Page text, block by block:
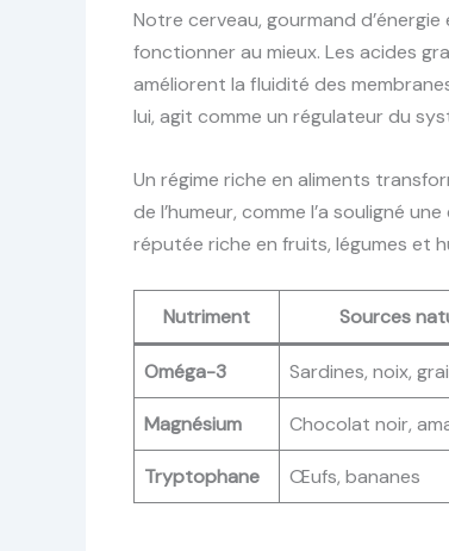
Notre cerveau, gourmand
fonctionner au mieux. Les acides
améliorent la fluidité des
lui, agit comme un régulateur du
Un régime riche en aliments
de l’humeur, comme l’a souligné
réputée riche en fruits, légumes et
Nutriment Sources
Oméga-3 Sardines, noix,
Magnésium Chocolat noir,
Tryptophane Œufs, bananes